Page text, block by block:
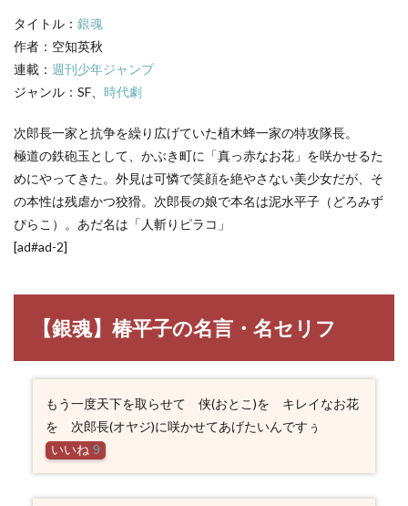
タイトル： 銀魂
作者：空知英秋
連載： 週刊少年ジャンプ
ジャンル：SF、 時代劇
次郎長一家と抗争を繰り広げていた植木蜂一家の特攻隊長。
極道の鉄砲玉として、かぶき町に「真っ赤なお花」を咲かせるた
めにやってきた。外見は可憐で笑顔を絶やさない美少女だが、そ
の本性は残虐かつ狡猾。次郎長の娘で本名は泥水平子（どろみず
ぴらこ）。あだ名は「人斬りピラコ」
[ad#ad-2]
【銀魂】椿平子の名言・名セリフ
もう一度天下を取らせて 侠(おとこ)を キレイなお花
を 次郎長(オヤジ)に咲かせてあげたいんですぅ
いいね 9